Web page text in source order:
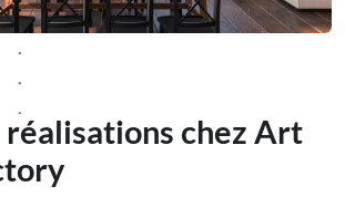
réalisations chez Art